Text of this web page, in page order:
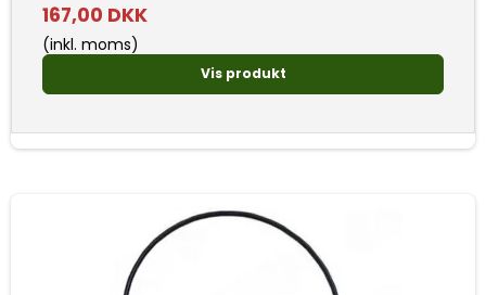
167,00 DKK
(inkl. moms)
Vis produkt